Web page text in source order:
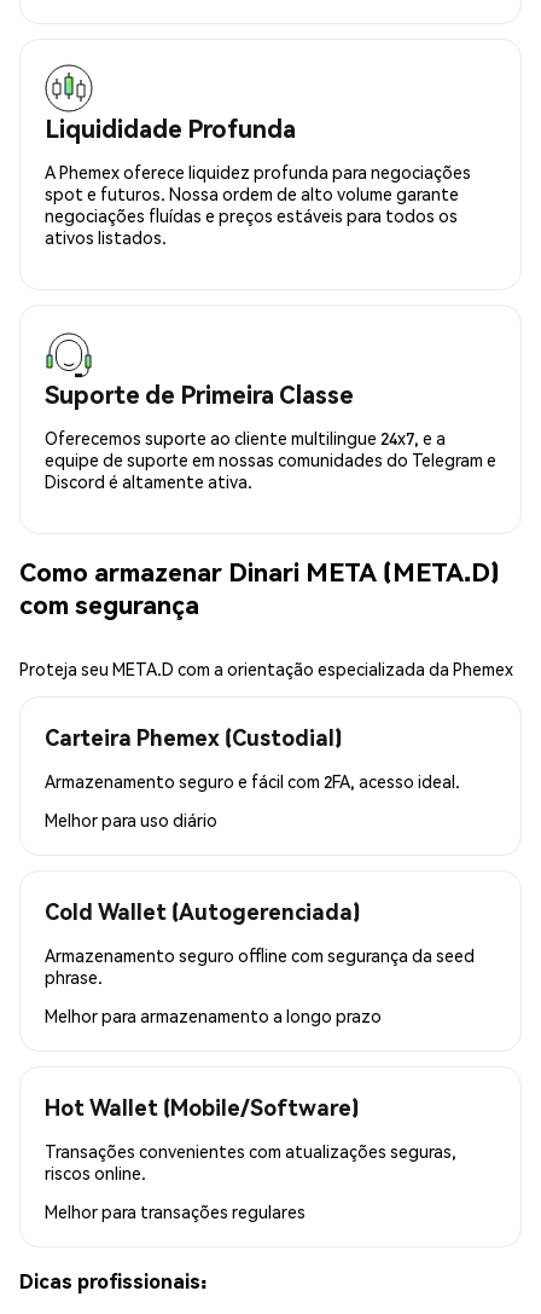
Liquididade Profunda
A Phemex oferece liquidez profunda para negociações
spot e futuros. Nossa ordem de alto volume garante
negociações fluídas e preços estáveis para todos os
ativos listados.
Suporte de Primeira Classe
Oferecemos suporte ao cliente multilingue 24x7, e a
equipe de suporte em nossas comunidades do Telegram e
Discord é altamente ativa.
Como armazenar Dinari META (META.D)
com segurança
Proteja seu META.D com a orientação especializada da Phemex
Carteira Phemex (Custodial)
Armazenamento seguro e fácil com 2FA, acesso ideal.
Melhor para uso diário
Cold Wallet (Autogerenciada)
Armazenamento seguro offline com segurança da seed
phrase.
Melhor para armazenamento a longo prazo
Hot Wallet (Mobile/Software)
Transações convenientes com atualizações seguras,
riscos online.
Melhor para transações regulares
Dicas profissionais: